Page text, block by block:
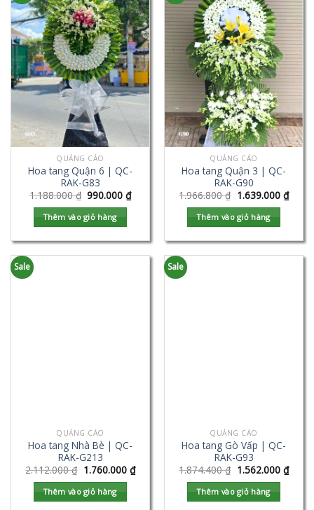
QUẢNG CÁO
Hoa tang Quận 6 | QC-
RAK-G83
1.188.000₫ 990.000₫
Thêm vào giỏ hàng
QUẢNG CÁO
Hoa tang Quận 3 | QC-
RAK-G90
1.966.800₫ 1.639.000 ₫
Thêm vào giỏ hàng
Sale
QUẢNG CÁO
Hoa tang Nhà Bè | QC-
RAK-G213
2.112.000₫ 1.760.000 ₫
Thêm vào giỏ hàng
Sale
QUẢNG CÁO
Hoa tang Gò Vấp | QC-
RAK-G93
1.874.400₫ 1.562.000 ₫
Thêm vào giỏ hàng